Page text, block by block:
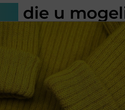
die u